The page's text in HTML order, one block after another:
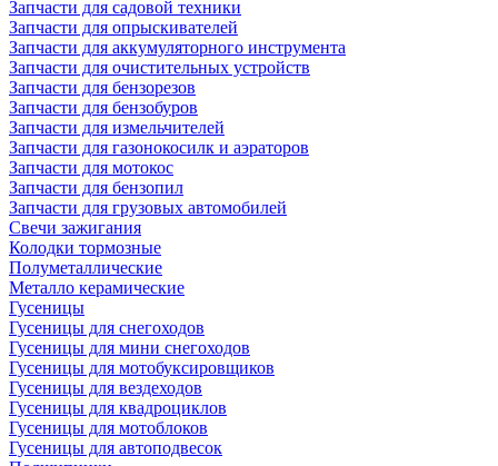
Запчасти для садовой техники
Запчасти для опрыскивателей
Запчасти для аккумуляторного инструмента
Запчасти для очистительных устройств
Запчасти для бензорезов
Запчасти для бензобуров
Запчасти для измельчителей
Запчасти для газонокосилк и аэраторов
Запчасти для мотокос
Запчасти для бензопил
Запчасти для грузовых автомобилей
Свечи зажигания
Колодки тормозные
Полуметаллические
Металло керамические
Гусеницы
Гусеницы для снегоходов
Гусеницы для мини снегоходов
Гусеницы для мотобуксировщиков
Гусеницы для вездеходов
Гусеницы для квадроциклов
Гусеницы для мотоблоков
Гусеницы для автоподвесок